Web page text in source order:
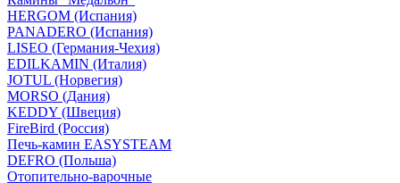
HERGOM (Испания)
PANADERO (Испания)
LISEO (Германия-Чехия)
EDILKAMIN (Италия)
JOTUL (Норвегия)
MORSO (Дания)
KEDDY (Швеция)
FireBird (Россия)
Печь-камин EASYSTEAM
DEFRO (Польша)
Отопительно-варочные